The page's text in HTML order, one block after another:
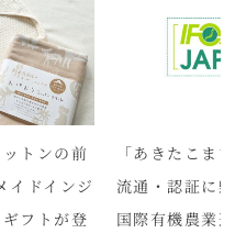
R」生産・
を表明。
動連盟
根も、葉も、
実も。植物ま
らを肌へ。新